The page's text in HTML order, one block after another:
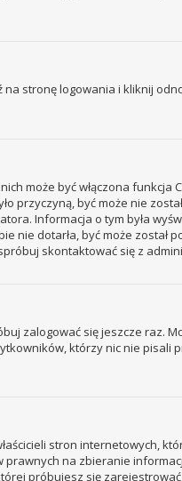
stronę logowania i kliknij
może być włączona funkcja
przyczyną, być może nie
Informacja o tym była
nie dotarła, być może został
skontaktować się z
zalogować się jeszcze raz.
którzy nic nie pisali
stron internetowych,
na zbieranie
próbujesz się